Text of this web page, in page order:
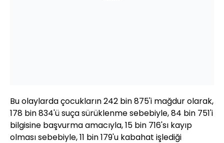
Bu olaylarda çocukların 242 bin 875'i mağdur olarak,
178 bin 834'ü suça sürüklenme sebebiyle, 84 bin 751'i
bilgisine başvurma amacıyla, 15 bin 716'sı kayıp
olması sebebiyle, 11 bin 179'u kabahat işlediği